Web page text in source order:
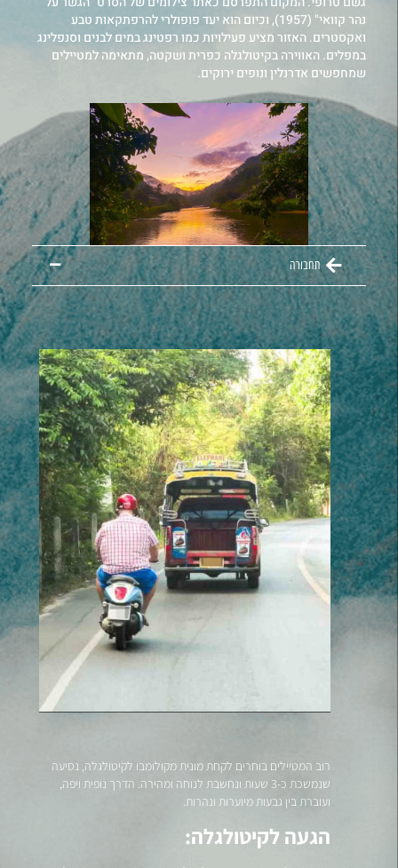
נהר קוואי" (1957), וכיום הוא יעד פופולרי להרפתקאות טבע
ואקסטרים. האזור מציע פעילויות כמו רפטינג במים לבנים וסנפלינג
במפלים. האווירה בקיטולגלה כפרית ושקטה, מתאימה למטיילים
שמחפשים אדרנלין ונופים ירוקים.
תחבורה
רוב המטיילים בוחרים לקחת מונית מקולומבו לקיטולגלה, נסיעה
שנמשכת כ-3 שעות ונחשבת לנוחה ומהירה. הדרך נופית ויפה,
ועוברת בין גבעות מיוערות ונהרות.
הגעה לקיטולגלה: